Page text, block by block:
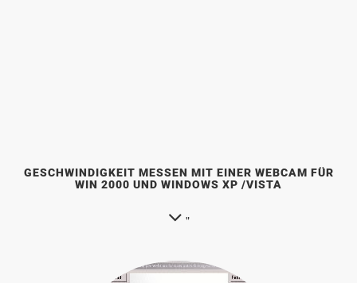
GESCHWINDIGKEIT MESSEN MIT EINER WEBCAM FÜR
WIN 2000 UND WINDOWS XP /VISTA
"